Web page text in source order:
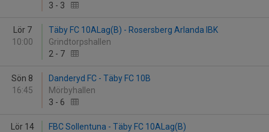
3 - 3
Lör 7
10:00
Täby FC 10ALag(B) - Rosersberg Arlanda IBK
Grindtorpshallen
2 - 7
Sön 8
16:45
Danderyd FC - Täby FC 10B
Mörbyhallen
3 - 6
Lör 14
FBC Sollentuna - Täby FC 10ALag(B)